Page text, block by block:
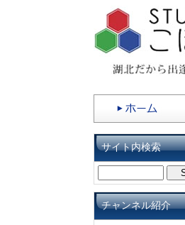
サイト内検索
チャンネル紹介